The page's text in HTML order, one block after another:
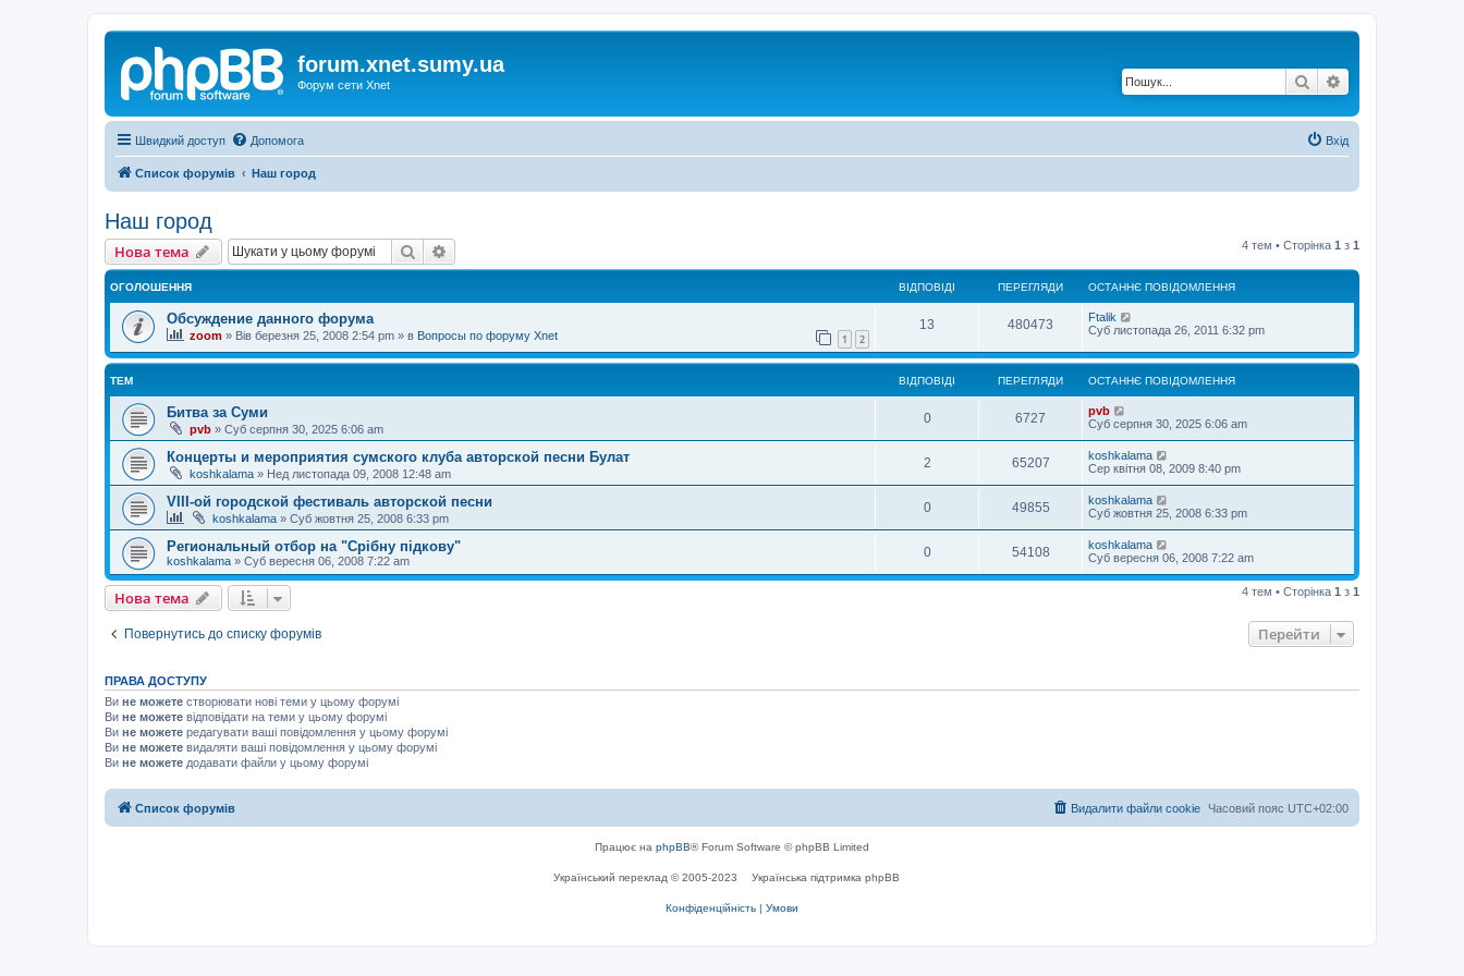
forum.xnet.sumy.ua
Форум сети Xnet Пошук
Швидкий доступ Допомога Вхід
Список форумів Наш город
Наш город
Нова тема Пошук 4 тем • Сторінка 1 з 1
ОГОЛОШЕННЯ ВІДПОВІДІ ПЕРЕГЛЯДИ ОСТАННЄ ПОВІДОМЛЕННЯ
Обсуждение данного форума
zoom » Вів березня 25, 2008 2:54 pm » в Вопросы по форуму Xnet 1 2
13 480473
Ftalik
Суб листопада 26, 2011 6:32 pm
ТЕМ ВІДПОВІДІ ПЕРЕГЛЯДИ ОСТАННЄ ПОВІДОМЛЕННЯ
Битва за Суми
pvb » Суб серпня 30, 2025 6:06 am
0 6727
pvb
Суб серпня 30, 2025 6:06 am
Концерты и мероприятия сумского клуба авторской песни Булат
koshkalama » Нед листопада 09, 2008 12:48 am
2 65207
koshkalama
Сер квітня 08, 2009 8:40 pm
VIII-ой городской фестиваль авторской песни
koshkalama » Суб жовтня 25, 2008 6:33 pm
0 49855
koshkalama
Суб жовтня 25, 2008 6:33 pm
Региональный отбор на "Срібну підкову"
koshkalama » Суб вересня 06, 2008 7:22 am
0 54108
koshkalama
Суб вересня 06, 2008 7:22 am
Нова тема 4 тем • Сторінка 1 з 1
Повернутись до списку форумів Перейти
ПРАВА ДОСТУПУ
Ви не можете створювати нові теми у цьому форумі
Ви не можете відповідати на теми у цьому форумі
Ви не можете редагувати ваші повідомлення у цьому форумі
Ви не можете видаляти ваші повідомлення у цьому форумі
Ви не можете додавати файли у цьому форумі
Список форумів Часовий пояс UTC+02:00
Видалити файли cookie
Працює на phpBB® Forum Software © phpBB Limited
Український переклад © 2005-2023 Українська підтримка phpBB
Конфіденційність | Умови